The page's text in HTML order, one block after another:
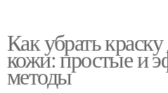
Как убрать
кожи: простые и
методы